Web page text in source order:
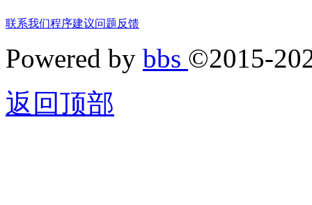
联系我们程序建议问题反馈
Powered by bbs ©2015-
返回顶部